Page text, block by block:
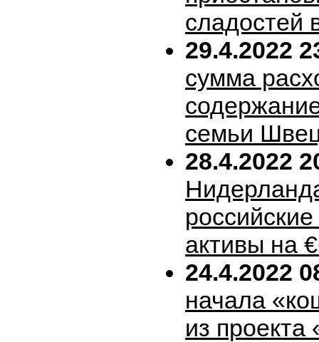
сладостей
29.4.2022
сумма
семьи
28.4.2022
активы на
24.4.2022
начала
из